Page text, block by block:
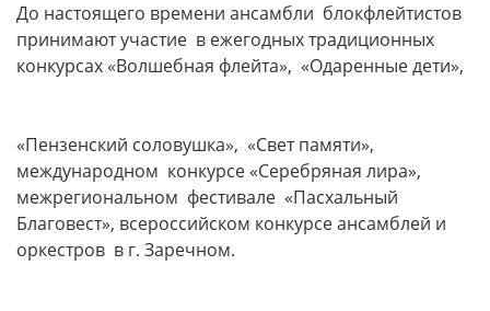
До настоящего времени ансамбли блокфлейтистов
принимают участие в ежегодных традиционных
конкурсах «Волшебная флейта», «Одаренные дети»,
«Пензенский соловушка», «Свет памяти»,
международном конкурсе «Серебряная лира»,
межрегиональном фестивале «Пасхальный
Благовест», всероссийском конкурсе ансамблей и
оркестров в г. Заречном.